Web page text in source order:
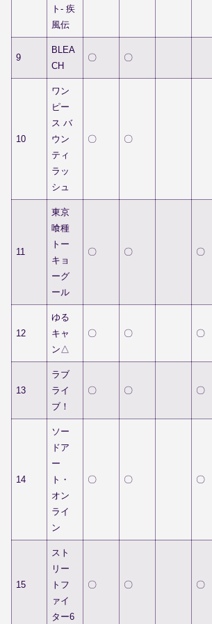
ト- 疾
風伝
9
BLEA
CH
〇 〇
10
ワン
ピー
ス バ
ウン
ティ
ラッ
シュ
〇 〇
11
東京
喰種
トー
キョ
ーグ
ール
〇 〇 〇
12
ゆる
キャ
ン△
〇 〇 〇
13
ラブ
ライ
ブ！
〇 〇 〇
14
ソー
ドア
ー
ト・
オン
ライ
ン
〇 〇 〇
15
スト
リー
トフ
ァイ
ター6
〇 〇 〇